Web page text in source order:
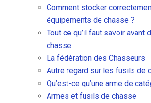
Comment stocker
équipements de chasse ?
Tout ce qu’il faut savoir avant
chasse
La fédération des Chasseurs
Autre regard sur les fusils de
Qu’est-ce qu’une arme de
Armes et fusils de chasse